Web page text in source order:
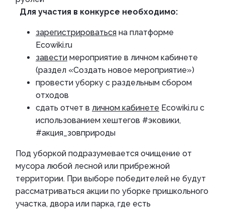
Для участия в конкурсе необходимо:
зарегистрироваться на платформе
Ecowiki.ru
завести мероприятие в личном кабинете
(раздел «Создать новое мероприятие»)
провести уборку с раздельным сбором
отходов
сдать отчет в личном кабинете Ecowiki.ru с
использованием хештегов #эковики,
#акция_зовприроды
Под уборкой подразумевается очищение от
мусора любой лесной или прибрежной
территории. При выборе победителей не будут
рассматриваться акции по уборке пришкольного
участка, двора или парка, где есть